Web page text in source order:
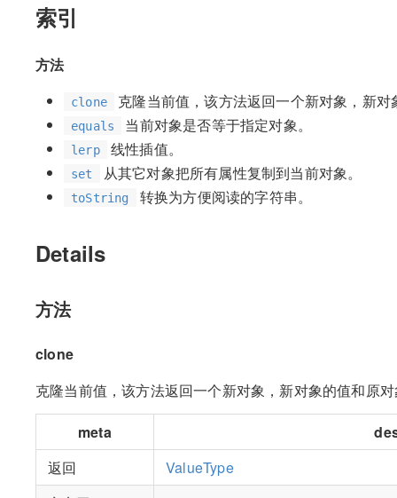
索引
方法
clone 克隆当前值，该方法返回一个新对象，新
equals 当前对象是否等于指定对象。
lerp 线性插值。
set 从其它对象把所有属性复制到当前对象。
toString 转换为方便阅读的字符串。
Details
方法
clone
克隆当前值，该方法返回一个新对象，新对象的值和原
meta
返回
ValueType